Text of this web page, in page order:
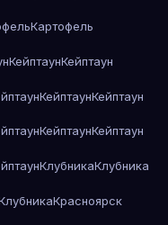
Картофель
КейптаунКейптаун
КейптаунКейптаун
КейптаунКейптаун
КлубникаКлубника
Красноярск